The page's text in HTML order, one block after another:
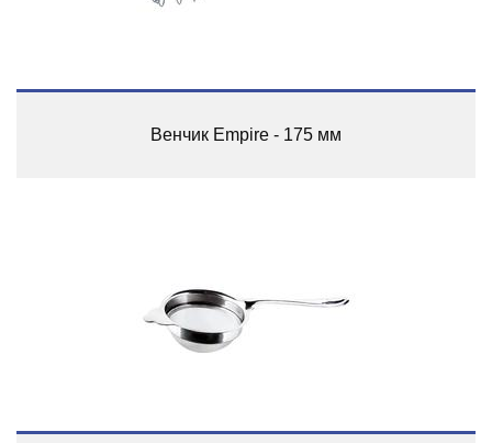
Венчик Empire - 175 мм